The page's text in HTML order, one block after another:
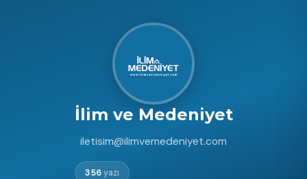
İlim ve Medeniyet
iletisim@ilimvemedeniyet.com
356yazı